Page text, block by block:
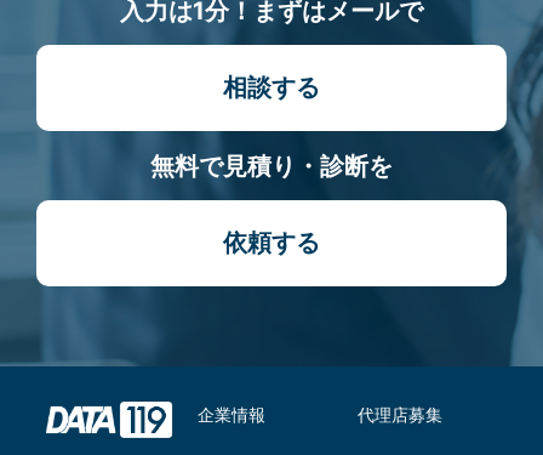
入力は1分！まずはメールで
相談する
無料で見積り・診断を
依頼する
企業情報 代理店募集